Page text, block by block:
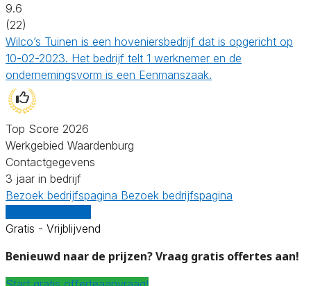
9.6
(22)
Wilco’s Tuinen is een hoveniersbedrijf dat is opgericht op
10-02-2023. Het bedrijf telt 1 werknemer en de
ondernemingsvorm is een Eenmanszaak.
Top Score 2026
Werkgebied Waardenburg
Contactgegevens
3 jaar in bedrijf
Bezoek bedrijfspagina Bezoek bedrijfspagina
Gratis - Vrijblijvend
Benieuwd naar de prijzen? Vraag gratis offertes aan!